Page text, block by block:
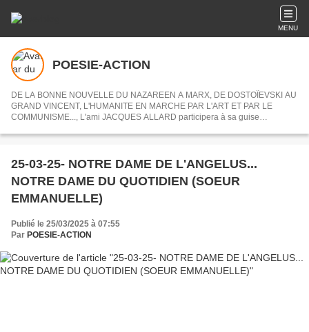
MENU
POESIE-ACTION
DE LA BONNE NOUVELLE DU NAZAREEN A MARX, DE DOSTOÏEVSKI AU
GRAND VINCENT, L'HUMANITE EN MARCHE PAR L'ART ET PAR LE
COMMUNISME..., L'ami JACQUES ALLARD participera à sa guise
articles choisis.
25-03-25- NOTRE DAME DE L'ANGELUS...
NOTRE DAME DU QUOTIDIEN (SOEUR
EMMANUELLE)
Publié le 25/03/2025 à 07:55
Par POESIE-ACTION